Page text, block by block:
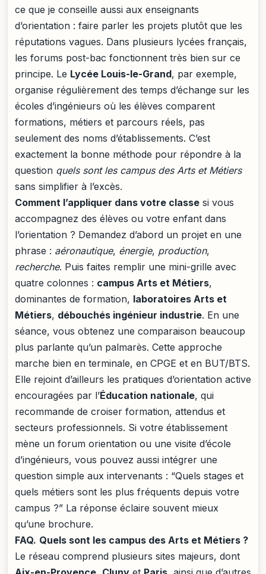
ce que je conseille aussi aux enseignants
d’orientation : faire parler les projets plutôt que les
réputations vagues. Dans plusieurs lycées français,
les forums post-bac fonctionnent très bien sur ce
principe. Le Lycée Louis-le-Grand, par exemple,
organise régulièrement des temps d’échange sur les
écoles d’ingénieurs où les élèves comparent
formations, métiers et parcours réels, pas
seulement des noms d’établissements. C’est
exactement la bonne méthode pour répondre à la
question quels sont les campus des Arts et Métiers
sans simplifier à l’excès.
Comment l’appliquer dans votre classe si vous
accompagnez des élèves ou votre enfant dans
l’orientation ? Demandez d’abord un projet en une
phrase : aéronautique, énergie, production,
recherche. Puis faites remplir une mini-grille avec
quatre colonnes : campus Arts et Métiers,
dominantes de formation, laboratoires Arts et
Métiers, débouchés ingénieur industrie. En une
séance, vous obtenez une comparaison beaucoup
plus parlante qu’un palmarès. Cette approche
marche bien en terminale, en CPGE et en BUT/BTS.
Elle rejoint d’ailleurs les pratiques d’orientation active
encouragées par l’Éducation nationale, qui
recommande de croiser formation, attendus et
secteurs professionnels. Si votre établissement
mène un forum orientation ou une visite d’école
d’ingénieurs, vous pouvez aussi intégrer une
question simple aux intervenants : “Quels stages et
quels métiers sont les plus fréquents depuis votre
campus ?” La réponse éclaire souvent mieux
qu’une brochure.
FAQ. Quels sont les campus des Arts et Métiers ?
Le réseau comprend plusieurs sites majeurs, dont